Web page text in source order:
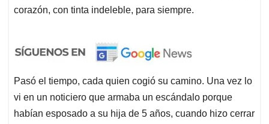
corazón, con tinta indeleble, para siempre.
Pasó el tiempo, cada quien cogió su camino. Una vez lo
vi en un noticiero que armaba un escándalo porque
habían esposado a su hija de 5 años, cuando hizo cerrar